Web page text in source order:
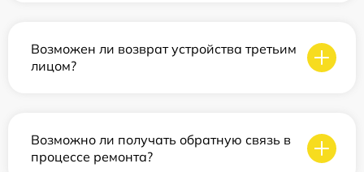
Возможен ли возврат устройства третьим
лицом?
Возможно ли получать обратную связь в
процессе ремонта?